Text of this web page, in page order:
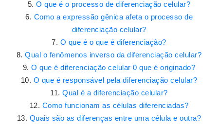
O que é o processo de diferenciação celular?
Como a expressão gênica afeta o processo de
diferenciação celular?
O que é o que é diferenciação?
Qual o fenômenos inverso da diferenciação celular?
O que é diferenciação celular 0 que é originado?
O que é responsável pela diferenciação celular?
Qual é a diferenciação celular?
Como funcionam as células diferenciadas?
Quais são as diferenças entre uma célula e outra?